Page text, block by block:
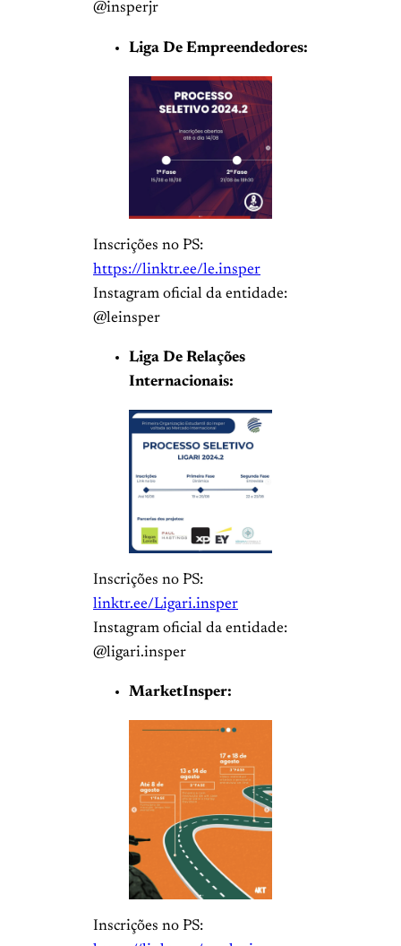
@insperjr
Liga De Empreendedores:
Inscrições no PS:
https://linktr.ee/le.insper
Instagram oficial da entidade:
@leinsper
Liga De Relações
Internacionais:
Inscrições no PS:
linktr.ee/Ligari.insper
Instagram oficial da entidade:
@ligari.insper
MarketInsper:
Inscrições no PS: